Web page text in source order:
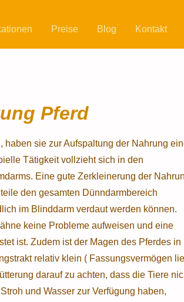
Preise Blog Kontakt
Pferd
haben sie zur Aufspaltung der Nahrung
Tätigkeit vollzieht sich in den
Eine gute Zerkleinerung der
den gesamten Dünndarmbereich
im Blinddarm verdaut werden können.
keine Probleme aufweisen und eine
ist. Zudem ist der Magen des Pferdes in
relativ klein ( Fassungsvermögen
darauf zu achten, dass die Tiere
und Wasser zur Verfügung haben,